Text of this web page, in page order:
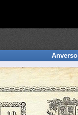
Anverso